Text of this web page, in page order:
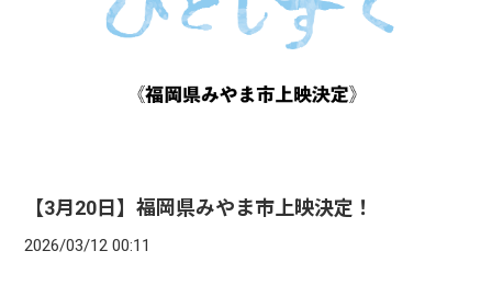
【3月20日】福岡県みやま市上映決定！
2026/03/12 00:11